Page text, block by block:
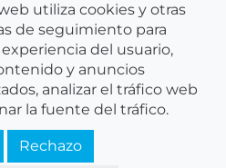
.
BEMETA
utiliza cookies y otras
de seguimiento para
del usuario,
y anuncios
analizar el tráfico web
la fuente del tráfico.
Rechazo